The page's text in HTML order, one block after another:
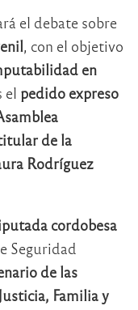
el debate sobre
, con el objetivo
en
el pedido expreso
de la
Rodríguez
cordobesa
Seguridad
de las
Familia y